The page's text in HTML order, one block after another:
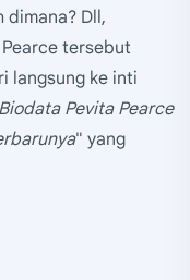
dimana? Dll,
tersebut
langsung ke inti
Biodata Pevita Pearce
" yang